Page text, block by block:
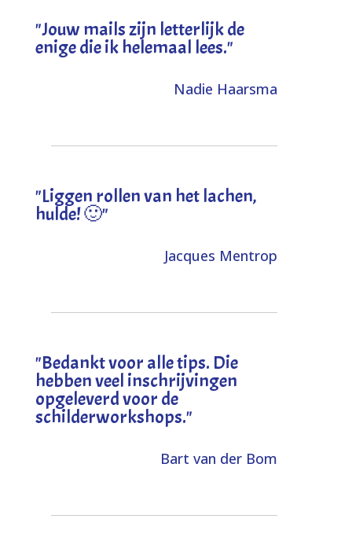
"Jouw mails zijn letterlijk de
enige die ik helemaal lees."
Nadie Haarsma
"Liggen rollen van het lachen,
hulde! 🙂"
Jacques Mentrop
"Bedankt voor alle tips. Die
hebben veel inschrijvingen
opgeleverd voor de
schilderworkshops."
Bart van der Bom